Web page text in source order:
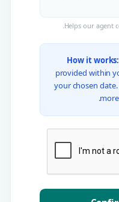
Helps our agent
How it works:
provided within
your chosen